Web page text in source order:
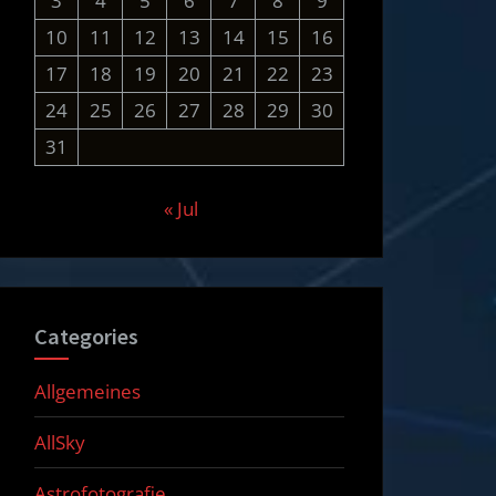
10
11 12 13 14 15
16
17
18 19 20 21 22
23
24
25 26 27 28 29
30
31
« Jul
Categories
Allgemeines
AllSky